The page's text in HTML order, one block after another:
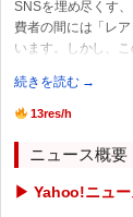
SNSを埋め尽くす
費者の間には「レ
います。しかし、
続きを読む →
13res/h
ニュース概要
▶ Yahoo!ニュー